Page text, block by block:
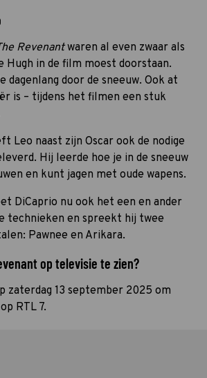
Revenantwaren al even zwaar als
Hugh in de film moest doorstaan.
dagenlang door de sneeuw. Ook at
is – tijdens het filmen een stuk
Leo naast zijn Oscar ook de nodige
Hij leerde hoe je in de sneeuw
en kunt jagen met oude wapens.
DiCaprio nu ook het een en ander
technieken en spreekt hij twee
Pawnee en Arikara.
op televisie te zien?
zaterdag 13 september 2025 om
RTL 7.